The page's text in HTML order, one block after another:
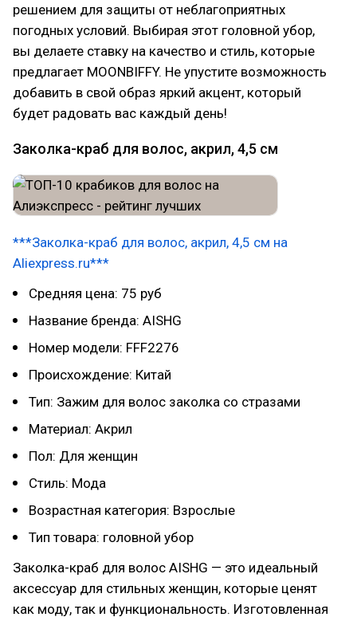
решением для защиты от неблагоприятных
погодных условий. Выбирая этот головной убор,
вы делаете ставку на качество и стиль, которые
предлагает MOONBIFFY. Не упустите возможность
добавить в свой образ яркий акцент, который
будет радовать вас каждый день!
Заколка-краб для волос, акрил, 4,5 см
***Заколка-краб для волос, акрил, 4,5 см на
Aliexpress.ru***
Средняя цена: 75 руб
Название бренда: AISHG
Номер модели: FFF2276
Происхождение: Китай
Тип: Зажим для волос заколка со стразами
Материал: Акрил
Пол: Для женщин
Стиль: Мода
Возрастная категория: Взрослые
Тип товара: головной убор
Заколка-краб для волос AISHG — это идеальный
аксессуар для стильных женщин, которые ценят
как моду, так и функциональность. Изготовленная